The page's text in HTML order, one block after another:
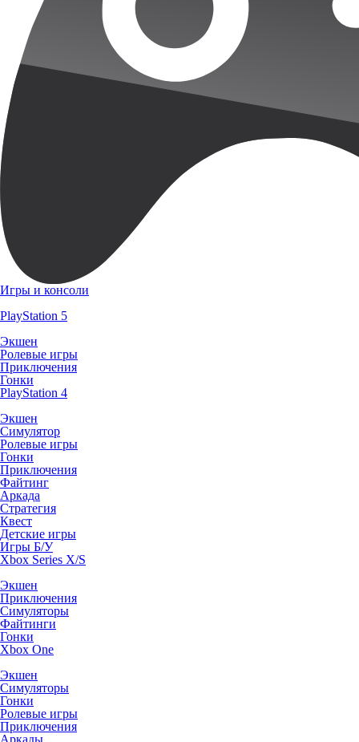
Игры и консоли
PlayStation 5
Экшен
Ролевые игры
Приключения
Гонки
PlayStation 4
Экшен
Симулятор
Ролевые игры
Гонки
Приключения
Файтинг
Аркада
Стратегия
Квест
Детские игры
Игры Б/У
Xbox Series X/S
Экшен
Приключения
Симуляторы
Файтинги
Гонки
Xbox One
Экшен
Симуляторы
Гонки
Ролевые игры
Приключения
Аркады